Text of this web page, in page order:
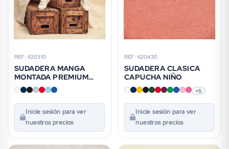
REF: 620310
SUDADERA MANGA
MONTADA PREMIUM
NIÑO
Inicie sesión para ver
nuestros precios
REF: 620430
SUDADERA CLASICA
CAPUCHA NIÑO
+5
Inicie sesión para ver
nuestros precios